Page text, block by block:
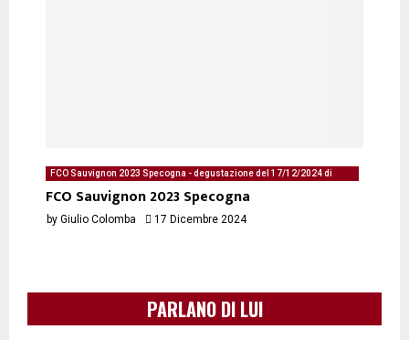
FCO Sauvignon 2023 Specogna - degustazione del 17/12/2024 di
FCO Sauvignon 2023 Specogna
by Giulio Colomba 17 Dicembre 2024
PARLANO DI LUI